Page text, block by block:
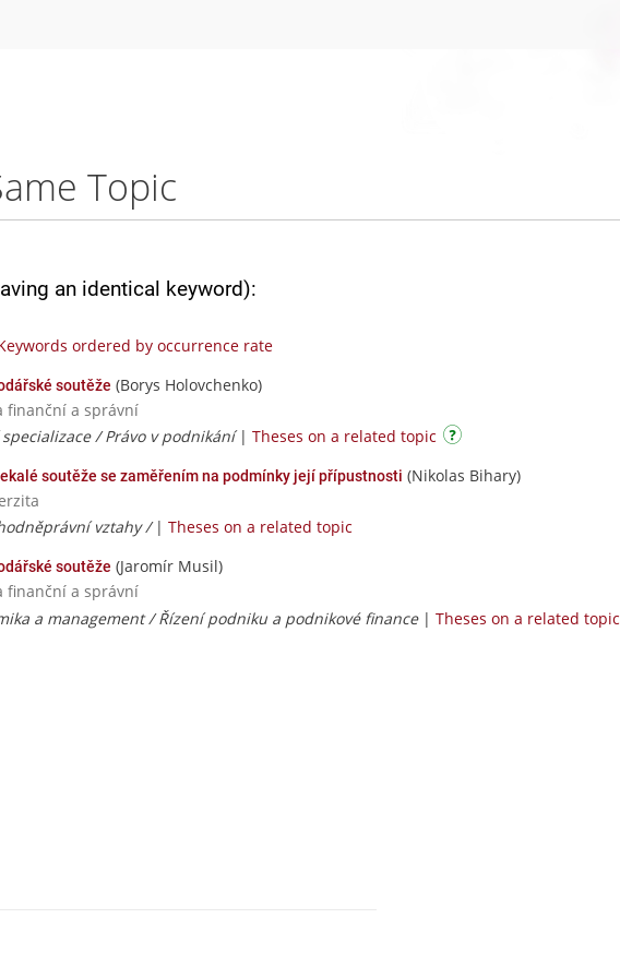
Topic
an identical keyword):
ordered by occurrence rate
soutěže (Borys Holovchenko)
finanční a správní
/ Právo v podnikání| Theses on a related topic
soutěže se zaměřením na podmínky její přípustnosti (Nikolas Bihary)
vztahy / | Theses on a related topic
soutěže (Jaromír Musil)
finanční a správní
a management / Řízení podniku a podnikové finance| Theses on a related topic